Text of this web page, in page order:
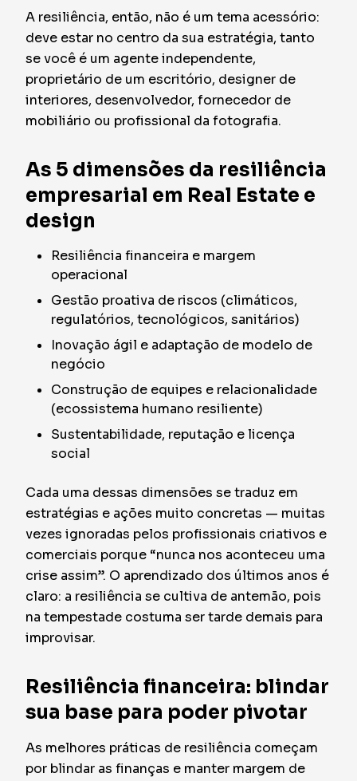
A resiliência, então, não é um tema acessório:
deve estar no centro da sua estratégia, tanto
se você é um agente independente,
proprietário de um escritório, designer de
interiores, desenvolvedor, fornecedor de
mobiliário ou profissional da fotografia.
As 5 dimensões da resiliência
empresarial em Real Estate e
design
Resiliência financeira e margem
operacional
Gestão proativa de riscos (climáticos,
regulatórios, tecnológicos, sanitários)
Inovação ágil e adaptação de modelo de
negócio
Construção de equipes e relacionalidade
(ecossistema humano resiliente)
Sustentabilidade, reputação e licença
social
Cada uma dessas dimensões se traduz em
estratégias e ações muito concretas — muitas
vezes ignoradas pelos profissionais criativos e
comerciais porque “nunca nos aconteceu uma
crise assim”. O aprendizado dos últimos anos é
claro: a resiliência se cultiva de antemão, pois
na tempestade costuma ser tarde demais para
improvisar.
Resiliência financeira: blindar
sua base para poder pivotar
As melhores práticas de resiliência começam
por blindar as finanças e manter margem de